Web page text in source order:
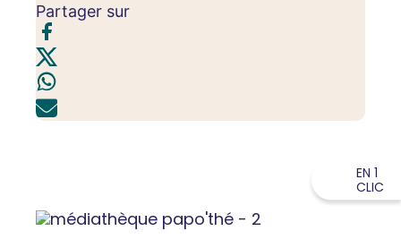
Partager sur
EN 1
CLIC